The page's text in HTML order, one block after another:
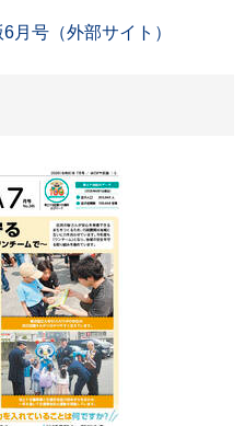
月号（外部サイト）